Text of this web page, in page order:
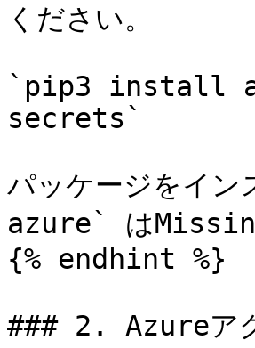
ください。
`pip3 install
secrets`
パッケージをイ
azure` は
{% endhint %}
### 2. Azureア